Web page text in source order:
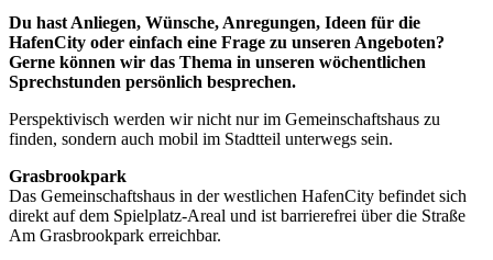
Du hast Anliegen, Wünsche, Anregungen, Ideen für die
HafenCity oder einfach eine Frage zu unseren Angeboten?
Gerne können wir das Thema in unseren wöchentlichen
Sprechstunden persönlich besprechen.
Perspektivisch werden wir nicht nur im Gemeinschaftshaus zu
finden, sondern auch mobil im Stadtteil unterwegs sein.
Grasbrookpark
Das Gemeinschaftshaus in der westlichen HafenCity befindet sich
direkt auf dem Spielplatz-Areal und ist barrierefrei über die Straße
Am Grasbrookpark erreichbar.